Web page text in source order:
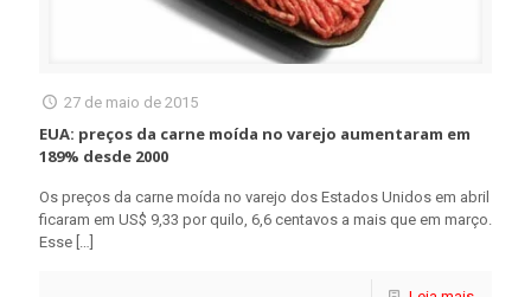
27 de maio de 2015
EUA: preços da carne moída no varejo aumentaram em
189% desde 2000
Os preços da carne moída no varejo dos Estados Unidos em abril
ficaram em US$ 9,33 por quilo, 6,6 centavos a mais que em março.
Esse […]